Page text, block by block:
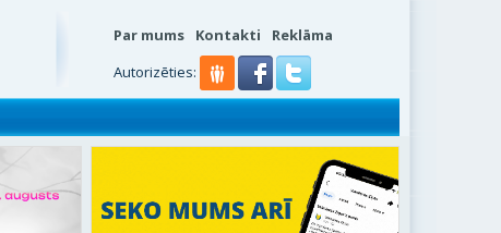
Par mums Kontakti
Reklāma
Autorizēties: